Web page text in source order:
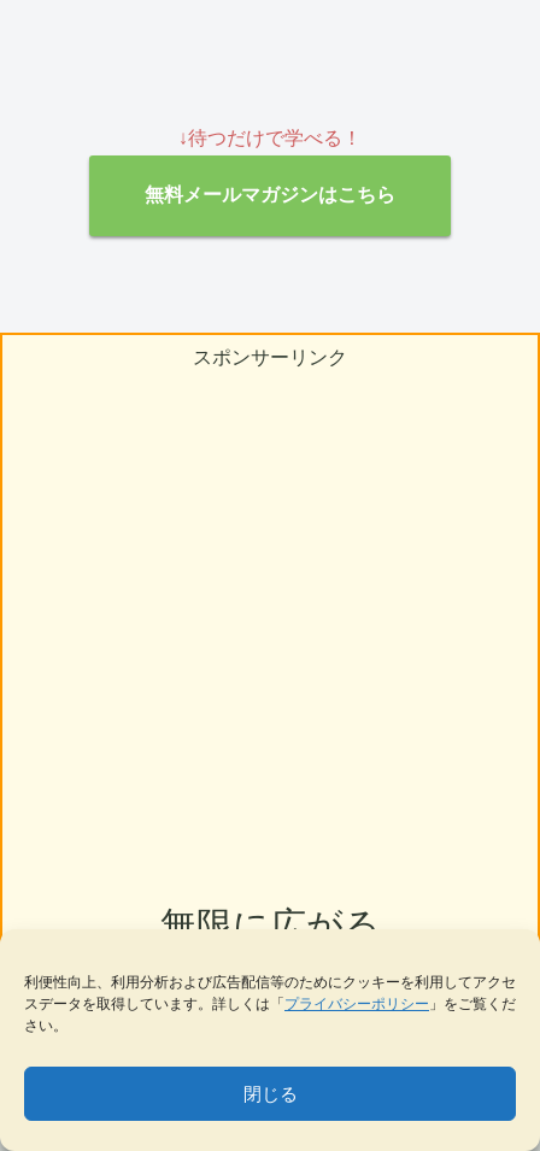
利便性向上、利用分析および広告配信等のためにクッキーを利用してアクセ
スデータを取得しています。詳しくは「 プライバシーポリシー 」をご覧くだ
さい。
閉じる
↓待つだけで学べる！
無料メールマガジンはこちら
スポンサーリンク
無限に広がる
あなたの知的価値